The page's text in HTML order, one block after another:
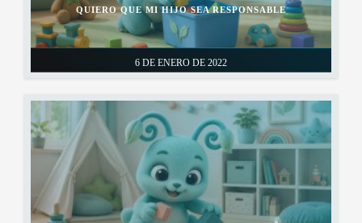
6 DE ENERO DE 2022
QUIERO QUE MI HIJO SEA RESPONSABLE